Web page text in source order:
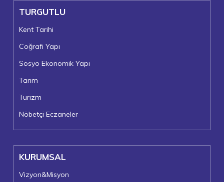
TURGUTLU
Kent Tarihi
Coğrafi Yapı
Sosyo Ekonomik Yapı
Tarım
Turizm
Nöbetçi Eczaneler
KURUMSAL
Vizyon&Misyon